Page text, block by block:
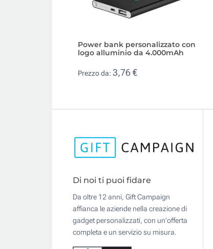
Power bank personalizzato con
logo alluminio da 4.000mAh
Prezzo da: 3,76 €
Di noi ti puoi fidare
Da oltre 12 anni, Gift Campaign
affianca le aziende nella creazione di
gadget personalizzati, con un'offerta
completa e un servizio su misura.